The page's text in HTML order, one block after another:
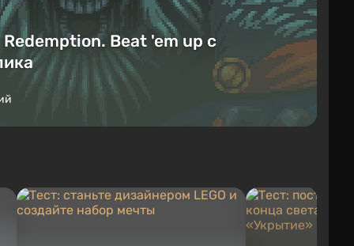
Beat 'em up с